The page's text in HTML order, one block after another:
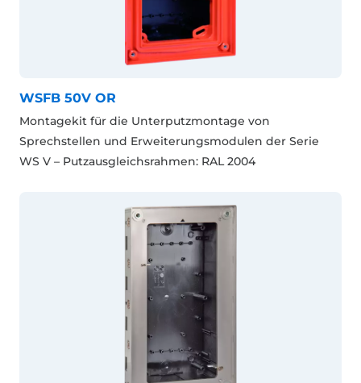
WSFB 50V OR
Montagekit für die Unterputzmontage von
Sprechstellen und Erweiterungsmodulen der Serie
WS V – Putzausgleichsrahmen: RAL 2004